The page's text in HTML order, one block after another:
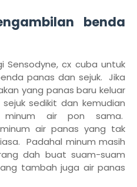
benda
Sensodyne, cx cuba untuk
panas dan sejuk. Jika
yang panas baru keluar
sedikit dan kemudian
air pon sama.
air panas yang tak
Padahal minum masih
dah buat suam-suam
tambah juga air panas